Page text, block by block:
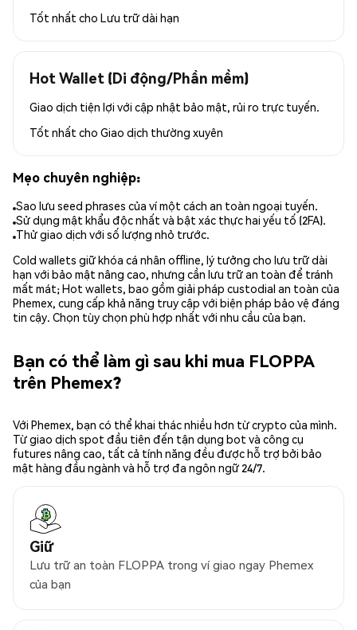
Tốt nhất cho Lưu trữ dài hạn
Hot Wallet (Di động/Phần mềm)
Giao dịch tiện lợi với cập nhật bảo mật, rủi ro trực tuyến.
Tốt nhất cho Giao dịch thường xuyên
Mẹo chuyên nghiệp:
Sao lưu seed phrases của ví một cách an toàn ngoại tuyến.
Sử dụng mật khẩu độc nhất và bật xác thực hai yếu tố (2FA).
Thử giao dịch với số lượng nhỏ trước.
Cold wallets giữ khóa cá nhân offline, lý tưởng cho lưu trữ dài
hạn với bảo mật nâng cao, nhưng cần lưu trữ an toàn để tránh
mất mát; Hot wallets, bao gồm giải pháp custodial an toàn của
Phemex, cung cấp khả năng truy cập với biện pháp bảo vệ đáng
tin cậy. Chọn tùy chọn phù hợp nhất với nhu cầu của bạn.
Bạn có thể làm gì sau khi mua FLOPPA
trên Phemex?
Với Phemex, bạn có thể khai thác nhiều hơn từ crypto của mình.
Từ giao dịch spot đầu tiên đến tận dụng bot và công cụ
futures nâng cao, tất cả tính năng đều được hỗ trợ bởi bảo
mật hàng đầu ngành và hỗ trợ đa ngôn ngữ 24/7.
Giữ
Lưu trữ an toàn FLOPPA trong ví giao ngay Phemex
của bạn